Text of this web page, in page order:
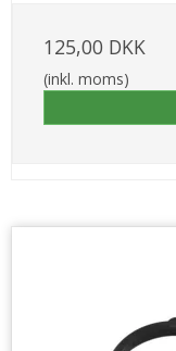
125,00 DKK
(inkl. moms)